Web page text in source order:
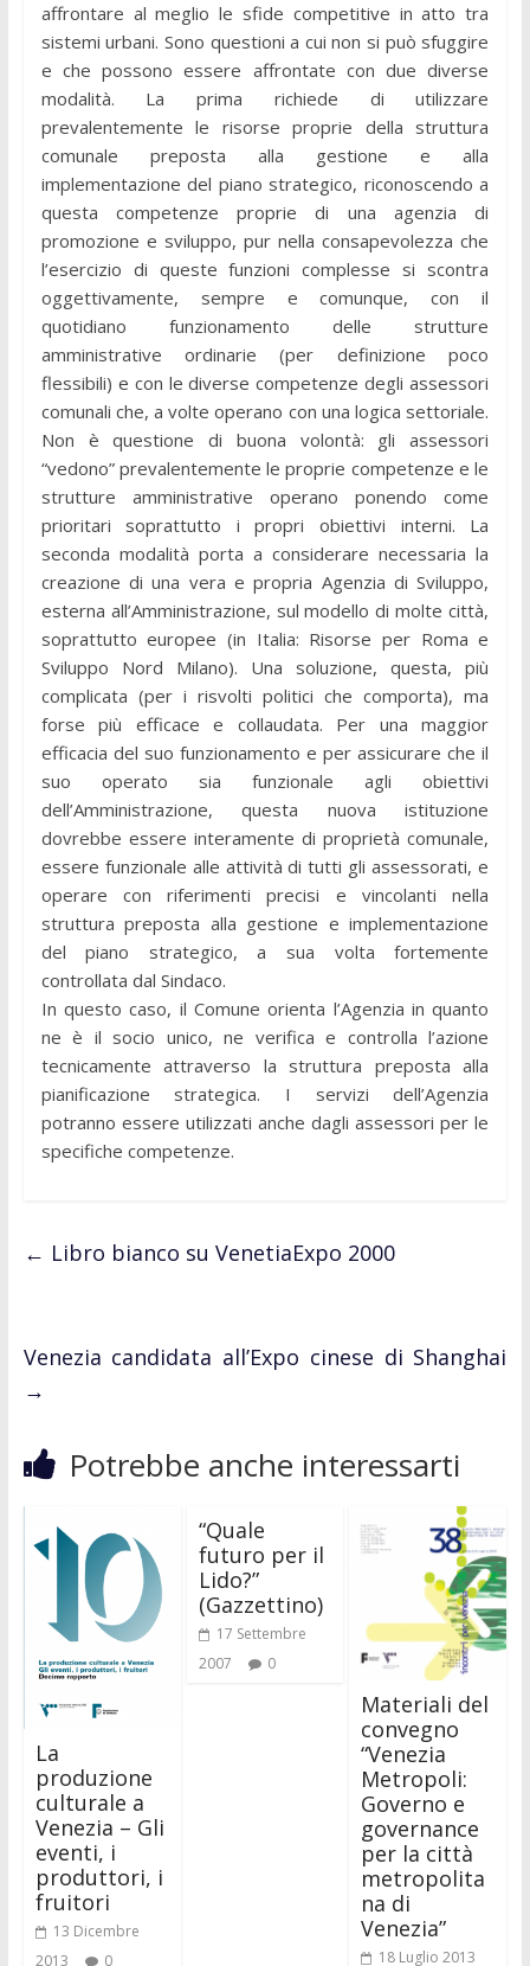
affrontare al meglio le sfide competitive in atto tra
sistemi urbani. Sono questioni a cui non si può sfuggire
e che possono essere affrontate con due diverse
modalità. La prima richiede di utilizzare
prevalentemente le risorse proprie della struttura
comunale preposta alla gestione e alla
implementazione del piano strategico, riconoscendo a
questa competenze proprie di una agenzia di
promozione e sviluppo, pur nella consapevolezza che
l’esercizio di queste funzioni complesse si scontra
oggettivamente, sempre e comunque, con il
quotidiano funzionamento delle strutture
amministrative ordinarie (per definizione poco
flessibili) e con le diverse competenze degli assessori
comunali che, a volte operano con una logica settoriale.
Non è questione di buona volontà: gli assessori
“vedono” prevalentemente le proprie competenze e le
strutture amministrative operano ponendo come
prioritari soprattutto i propri obiettivi interni. La
seconda modalità porta a considerare necessaria la
creazione di una vera e propria Agenzia di Sviluppo,
esterna all’Amministrazione, sul modello di molte città,
soprattutto europee (in Italia: Risorse per Roma e
Sviluppo Nord Milano). Una soluzione, questa, più
complicata (per i risvolti politici che comporta), ma
forse più efficace e collaudata. Per una maggior
efficacia del suo funzionamento e per assicurare che il
suo operato sia funzionale agli obiettivi
dell’Amministrazione, questa nuova istituzione
dovrebbe essere interamente di proprietà comunale,
essere funzionale alle attività di tutti gli assessorati, e
operare con riferimenti precisi e vincolanti nella
struttura preposta alla gestione e implementazione
del piano strategico, a sua volta fortemente
controllata dal Sindaco.
In questo caso, il Comune orienta l’Agenzia in quanto
ne è il socio unico, ne verifica e controlla l’azione
tecnicamente attraverso la struttura preposta alla
pianificazione strategica. I servizi dell’Agenzia
potranno essere utilizzati anche dagli assessori per le
specifiche competenze.
← Libro bianco su VenetiaExpo 2000
Venezia candidata all’Expo cinese di Shanghai
→
Potrebbe anche interessarti
La
produzione
culturale a
Venezia – Gli
eventi, i
produttori, i
fruitori
13 Dicembre
2013
0
“Quale
futuro per il
Lido?”
(Gazzettino)
17 Settembre
2007
0
Materiali del
convegno
“Venezia
Metropoli:
Governo e
governance
per la città
metropolita
na di
Venezia”
18 Luglio 2013